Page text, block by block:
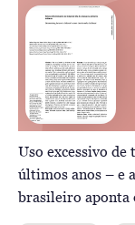
Uso excessivo
últimos anos – e
brasileiro aponta